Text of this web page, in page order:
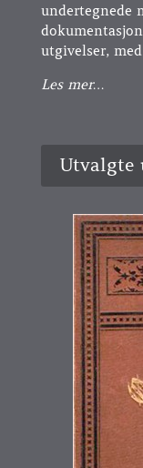
undertegnede
utgivelser,
Les mer…
Utvalgte